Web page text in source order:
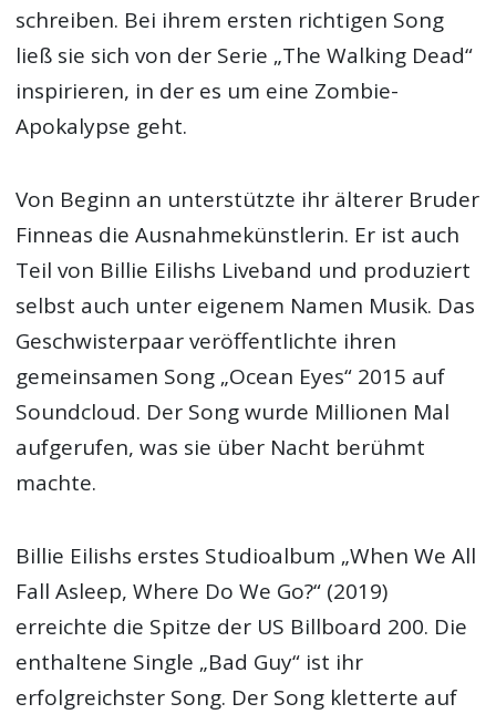
schreiben. Bei ihrem ersten richtigen Song
ließ sie sich von der Serie „The Walking Dead“
inspirieren, in der es um eine Zombie-
Apokalypse geht.
Von Beginn an unterstützte ihr älterer Bruder
Finneas die Ausnahmekünstlerin. Er ist auch
Teil von Billie Eilishs Liveband und produziert
selbst auch unter eigenem Namen Musik. Das
Geschwisterpaar veröffentlichte ihren
gemeinsamen Song „Ocean Eyes“ 2015 auf
Soundcloud. Der Song wurde Millionen Mal
aufgerufen, was sie über Nacht berühmt
machte.
Billie Eilishs erstes Studioalbum „When We All
Fall Asleep, Where Do We Go?“ (2019)
erreichte die Spitze der US Billboard 200. Die
enthaltene Single „Bad Guy“ ist ihr
erfolgreichster Song. Der Song kletterte auf